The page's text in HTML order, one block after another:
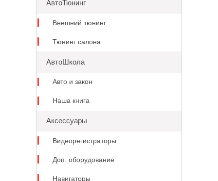
АвтоТюнинг
Внешний тюнинг
Тюнинг салона
АвтоШкола
Авто и закон
Наша книга
Аксессуары
Видеорегистраторы
Доп. оборудование
Навигаторы